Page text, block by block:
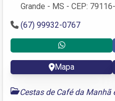
Grande - MS - CEP:
(67) 99932-0767
Mapa
Cestas de Café da Manhã